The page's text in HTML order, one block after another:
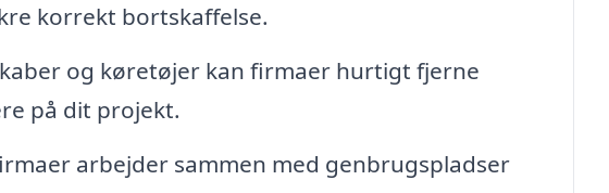
korrekt bortskaffelse.
og køretøjer kan firmaer hurtigt fjerne
på dit projekt.
arbejder sammen med genbrugspladser